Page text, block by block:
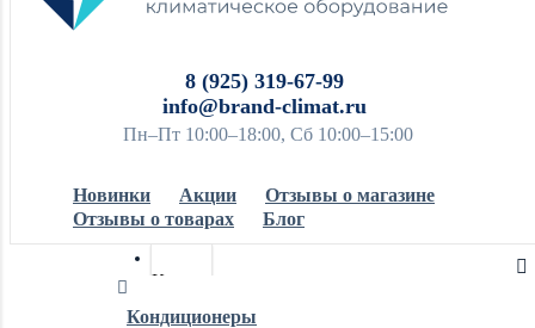
8 (925) 319-67-99
info@brand-climat.ru
Пн–Пт 10:00–18:00, Сб 10:00–15:00
Новинки Акции
Отзывы о магазине
Отзывы о товарах
Блог
Кондиционеры
Кондиционеры